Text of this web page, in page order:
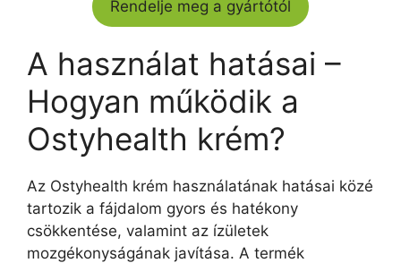
Rendelje meg a gyártótól
A használat hatásai –
Hogyan működik a
Ostyhealth krém?
Az Ostyhealth krém használatának hatásai közé
tartozik a fájdalom gyors és hatékony
csökkentése, valamint az ízületek
mozgékonyságának javítása. A termék